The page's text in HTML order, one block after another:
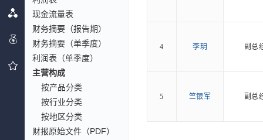
现金流量表
财务摘要（报告期）
财务摘要（单季度）
利润表（单季度）
主营构成
按产品分类
按行业分类
按地区分类
财报原始文件（PDF）
4 李玥 副总
5 竺银军 副总